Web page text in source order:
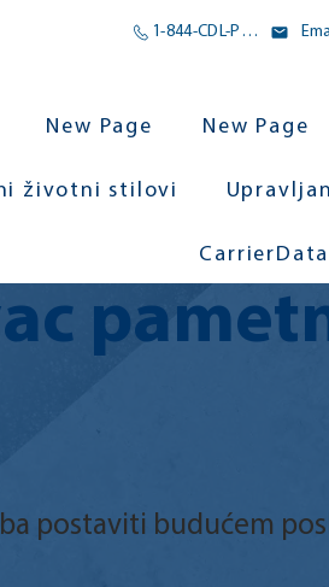
1-844-CDL-POMOĆ
New Page New Page
životni stilovi
postaviti budućem